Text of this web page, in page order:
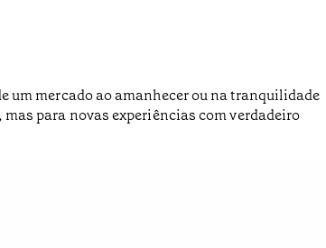
um mercado ao amanhecer ou na tranquilidade
para novas experiências com verdadeiro